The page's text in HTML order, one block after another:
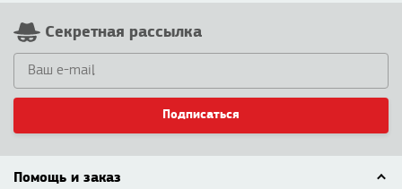
Секретная рассылка
Подписаться
Помощь и заказ